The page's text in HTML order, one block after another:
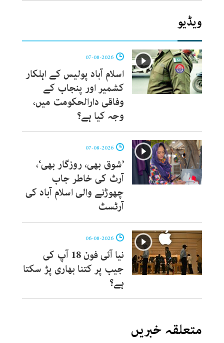
ویڈیو
اسلام آباد پولیس کے اہلکار
کشمیر اور پنجاب کے
وفاقی دارالحکومت میں،
وجہ کیا ہے؟
’شوق بھی، روزگار بھی‘،
آرٹ کی خاطر جاب
چھوڑنے والی اسلام آباد کی
آرٹسٹ
نیا آئی فون 18 آپ کی
جیب پر کتنا بھاری پڑ سکتا
ہے؟
متعلقہ خبریں